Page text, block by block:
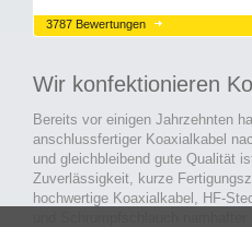
3787 Bewertungen
Wir konfektionieren
Bereits vor einigen Jahrzehnten
anschlussfertiger Koaxialkabel
und gleichbleibend gute Qualität
Zuverlässigkeit, kurze
hochwertige Koaxialkabel, HF-